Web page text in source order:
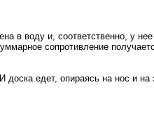
в воду и, соответственно, у
сопротивление
едет, опираясь на нос и на